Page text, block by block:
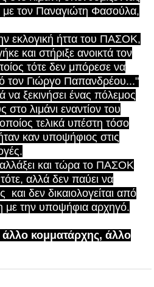
τον Παναγιώτη Φασούλα,
εκλογική ήττα του ΠΑΣΟΚ,
και στήριξε ανοικτά τον
τότε δεν μπόρεσε να
τον Γιώργο Παπανδρέου..."
να ξεκινήσει ένας πόλεμος
λιμάνι εναντίον του
τελικά υπέστη τόσο
καν υποψήφιος στις
και τώρα το ΠΑΣΟΚ
αλλά δεν παύει να
και δεν δικαιολογείται από
με την υποψήφια αρχηγό.
άλλο κομματάρχης, άλλο